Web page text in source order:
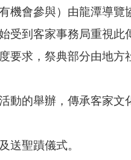
機會參與）由龍潭導覽
受到客家事務局重視
要求，祭典部分由地方
動的舉辦，傳承客家
送聖蹟儀式。